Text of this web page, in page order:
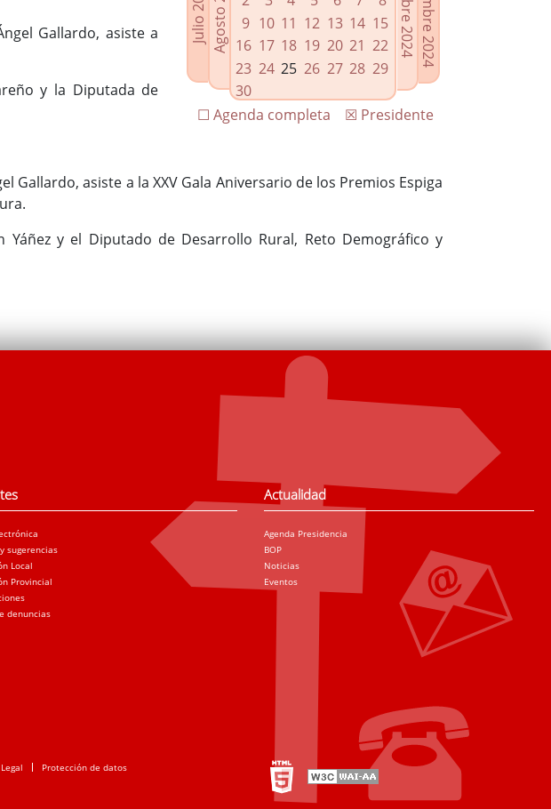
9 10 11 12 13 14 15
16 17 18 19 20 21 22
23 24 25 26 27 28 29
30
☒ Presidente
☐ Agenda completa
Gallardo, asiste a
y la Diputada de
Gallardo, asiste a la XXV Gala Aniversario de los Premios Espiga
y el Diputado de Desarrollo Rural, Reto Demográfico y
sugerencias
Local
Provincial
denuncias
Actualidad
Agenda Presidencia
BOP
Noticias
Eventos
Protección de datos